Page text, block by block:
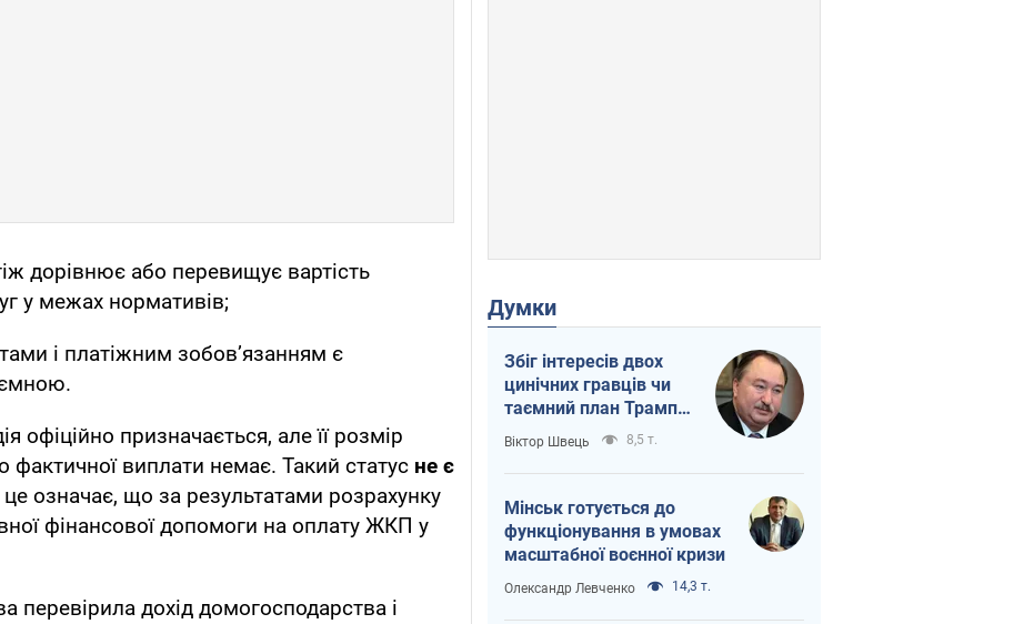
дорівнює або перевищує вартість
у межах нормативів;
і платіжним зобов’язанням є
офіційно призначається, але її розмір
фактичної виплати немає. Такий статус не є
це означає, що за результатами розрахунку
фінансової допомоги на оплату ЖКП у
дохід домогосподарства і
Думки
Збіг інтересів двох
цинічних гравців чи
таємний план Трампа
і Путіна?
Віктор Швець 8,5 т.
Мінськ готується до
функціонування в умовах
масштабної воєнної кризи
Олександр Левченко 14,3 т.